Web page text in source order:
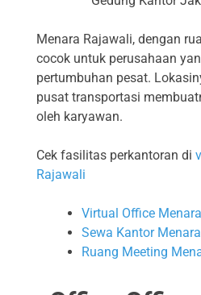
Menara Rajawali, dengan
cocok untuk perusahaan
pertumbuhan pesat.
pusat transportasi
oleh karyawan.
Cek fasilitas perkantoran di
Rajawali
Virtual Office
Sewa Kantor
Ruang Meeting